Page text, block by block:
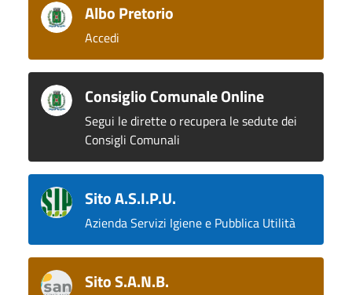
Albo Pretorio
Accedi
Consiglio Comunale Online
Segui le dirette o recupera le sedute dei
Consigli Comunali
Sito A.S.I.P.U.
Azienda Servizi Igiene e Pubblica Utilità
Sito S.A.N.B.